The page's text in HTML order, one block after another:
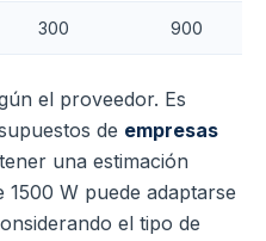
300 900
el proveedor. Es
de empresas
una estimación
W puede adaptarse
el tipo de